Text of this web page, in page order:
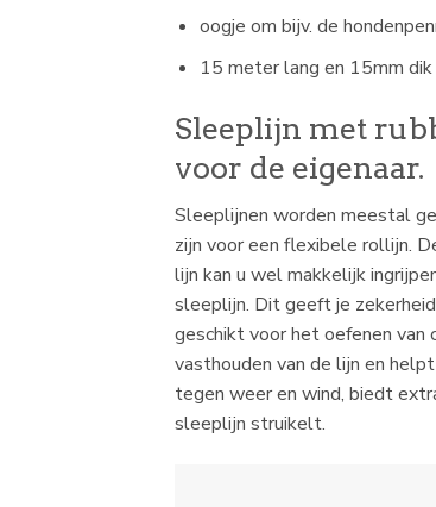
oogje om bijv. de
15 meter lang en 15mm dik
Sleeplijn met
voor de eigenaar.
Sleeplijnen worden meestal
zijn voor een flexibele rollijn.
lijn kan u wel makkelijk
sleeplijn. Dit geeft je
geschikt voor het oefenen van
vasthouden van de lijn en
tegen weer en wind, biedt
sleeplijn struikelt.